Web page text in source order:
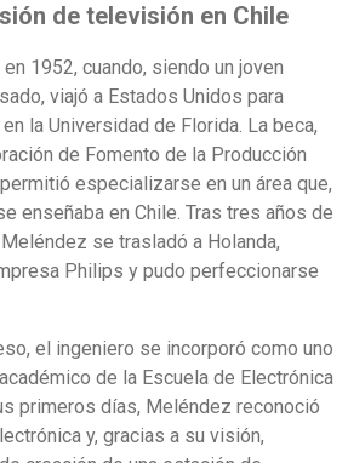
de televisión en Chile
1952, cuando, siendo un joven
viajó a Estados Unidos para
la Universidad de Florida. La beca,
de Fomento de la Producción
permitió especializarse en un área que,
enseñaba en Chile. Tras tres años de
Meléndez se trasladó a Holanda,
Philips y pudo perfeccionarse
el ingeniero se incorporó como uno
de la Escuela de Electrónica
primeros días, Meléndez reconoció
y, gracias a su visión,